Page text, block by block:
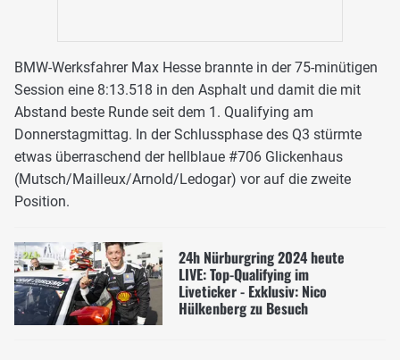
BMW-Werksfahrer Max Hesse brannte in der 75-minütigen
Session eine 8:13.518 in den Asphalt und damit die mit
Abstand beste Runde seit dem 1. Qualifying am
Donnerstagmittag. In der Schlussphase des Q3 stürmte
etwas überraschend der hellblaue #706 Glickenhaus
(Mutsch/Mailleux/Arnold/Ledogar) vor auf die zweite
Position.
24h Nürburgring 2024 heute
LIVE: Top-Qualifying im
Liveticker - Exklusiv: Nico
Hülkenberg zu Besuch